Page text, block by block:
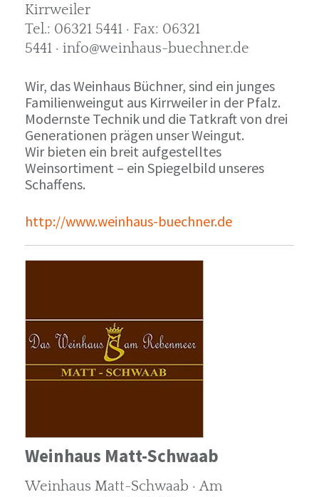
Kirrweiler
Tel.: 06321 5441 · Fax: 06321
5441 · info@weinhaus-buechner.de
Wir, das Weinhaus Büchner, sind ein junges
Familienweingut aus Kirrweiler in der Pfalz.
Modernste Technik und die Tatkraft von drei
Generationen prägen unser Weingut.
Wir bieten ein breit aufgestelltes
Weinsortiment – ein Spiegelbild unseres
Schaffens.
http://www.weinhaus-buechner.de
Weinhaus Matt-Schwaab
Weinhaus Matt-Schwaab · Am